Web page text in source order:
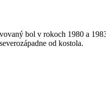
bol v rokoch 1980 a
od kostola.